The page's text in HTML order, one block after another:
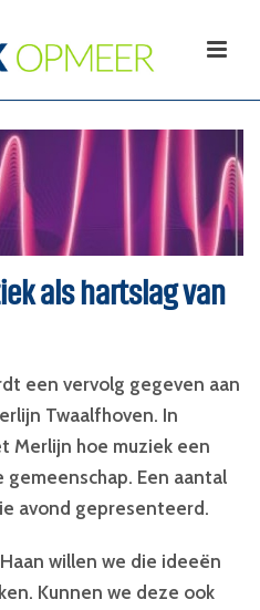
als hartslag van
een vervolg gegeven aan
Twaalfhoven. In
Merlijn hoe muziek een
Een aantal
avond gepresenteerd.
willen we die ideeën
Kunnen we deze ook